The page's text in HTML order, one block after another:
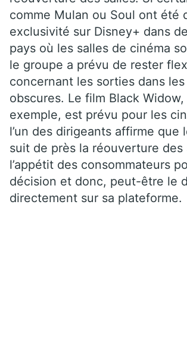
comme Mulan ou Soul ont été
exclusivité sur Disney+ dans
pays où les salles de cinéma
le groupe a prévu de rester
concernant les sorties dans
obscures. Le film Black Widow,
exemple, est prévu pour les
l’un des dirigeants affirme que
suit de près la réouverture des
l’appétit des consommateurs
décision et donc, peut-être le
directement sur sa plateforme.